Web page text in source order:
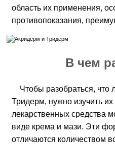
область их применения,
противопоказания,
В чем
Чтобы разобраться, что
Тридерм, нужно изучить
лекарственных средства
виде крема и мази. Эти
отличаются количеством